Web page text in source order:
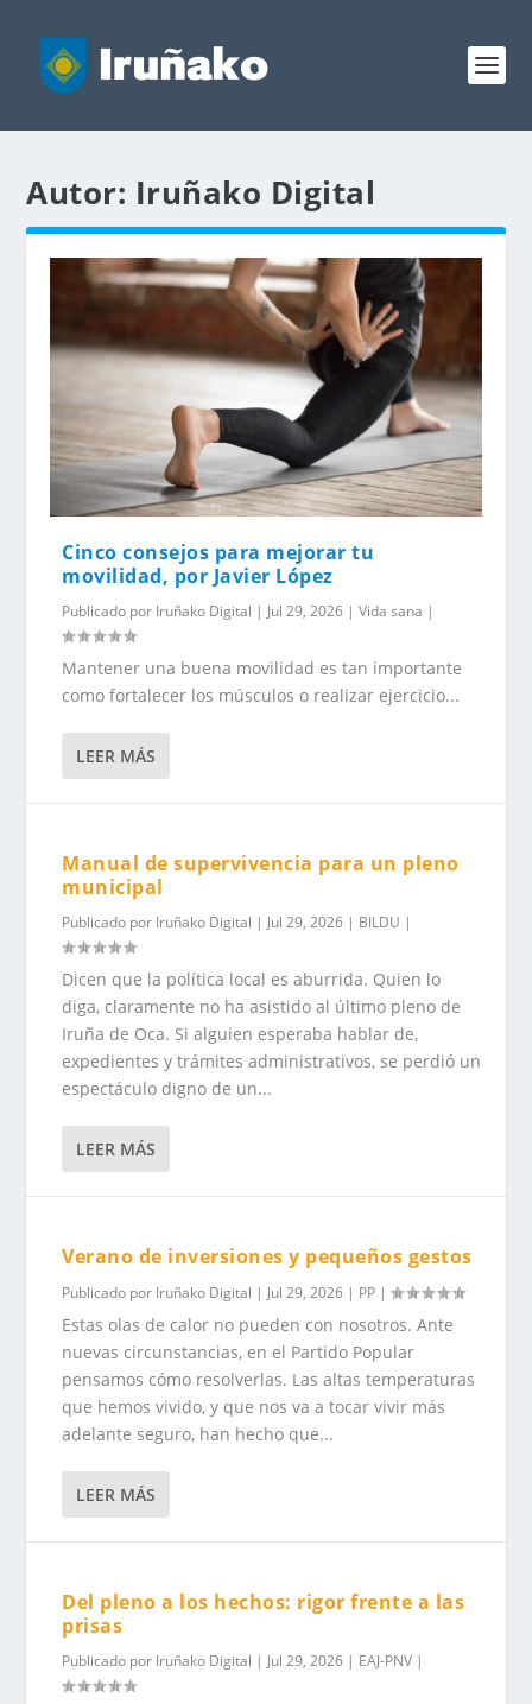
Autor: Iruñako Digital
Cinco consejos para mejorar tu
movilidad, por Javier López
Publicado por Iruñako Digital | Jul 29, 2026 |Vida sana |
Mantener una buena movilidad es tan importante
como fortalecer los músculos o realizar ejercicio...
LEER MÁS
Manual de supervivencia para un pleno
municipal
Publicado por Iruñako Digital | Jul 29, 2026 | BILDU |
Dicen que la política local es aburrida. Quien lo
diga, claramente no ha asistido al último pleno de
Iruña de Oca. Si alguien esperaba hablar de,
expedientes y trámites administrativos, se perdió un
espectáculo digno de un...
LEER MÁS
Verano de inversiones y pequeños gestos
Publicado por Iruñako Digital | Jul 29, 2026 | PP |
Estas olas de calor no pueden con nosotros. Ante
nuevas circunstancias, en el Partido Popular
pensamos cómo resolverlas. Las altas temperaturas
que hemos vivido, y que nos va a tocar vivir más
adelante seguro, han hecho que...
LEER MÁS
Del pleno a los hechos: rigor frente a las
prisas
Publicado por Iruñako Digital | Jul 29, 2026 | EAJ-PNV |